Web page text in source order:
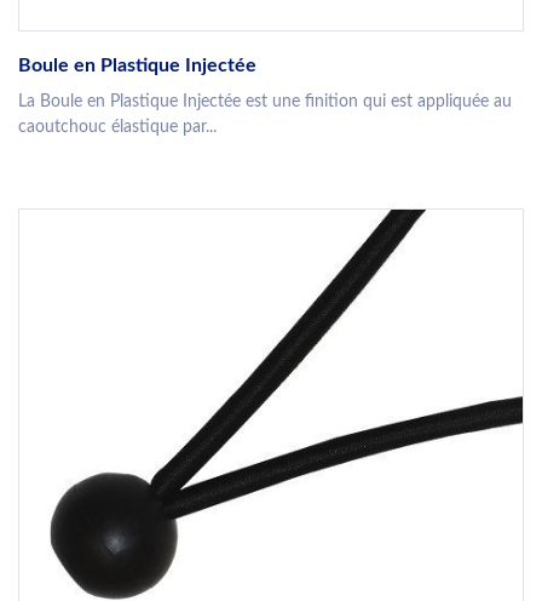
Boule en Plastique Injectée
La Boule en Plastique Injectée est une finition qui est appliquée au
caoutchouc élastique par...